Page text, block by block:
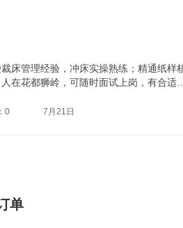
床管理经验，冲床实操熟练；精通纸样
在花都狮岭，可随时面试上岗，有合适…
0 7月21日
单